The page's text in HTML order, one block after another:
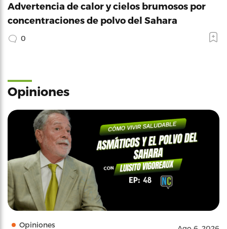
Advertencia de calor y cielos brumosos por
concentraciones de polvo del Sahara
0
Opiniones
Opiniones